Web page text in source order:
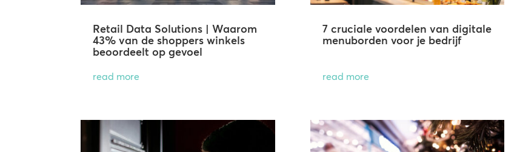
Retail Data Solutions | Waarom
43% van de shoppers winkels
beoordeelt op gevoel
read more
7 cruciale voordelen van digitale
menuborden voor je bedrijf
read more